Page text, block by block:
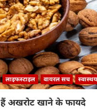
लाइफस्टाइल वायरल सच स्वास्थय
अखरोट खाने के फायदे